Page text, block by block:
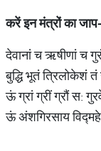
करेंइनमंत्रोंकाजाप
देवानां च ऋषीणां च
बुद्धि भूतं त्रिलोकेशं तं
ऊं ग्रां ग्रीं ग्रौं स:
ऊं अंशगिरसाय विद्महे